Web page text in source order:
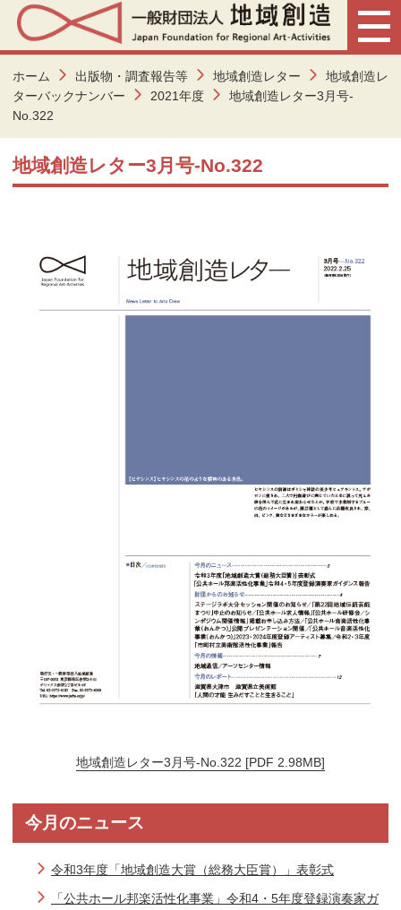
ホーム 出版物・調査報告等 地域創造レター
地域創造レ
ターバックナンバー
2021年度
地域創造レター3月号-
No.322
地域創造レター3月号-No.322
地域創造レター3月号-No.322 [PDF 2.98MB]
今月のニュース
令和3年度「地域創造大賞（総務大臣賞）」表彰式
「公共ホール邦楽活性化事業」令和4・5年度登録演奏家ガ